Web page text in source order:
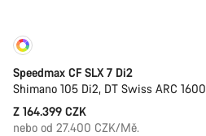
Speedmax CF SLX 7 Di2
Shimano 105 Di2, DT Swiss ARC 1600
Z 164.399 CZK
nebo od 27.400 CZK/Mě.